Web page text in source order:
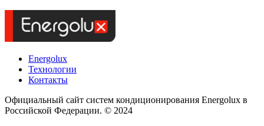
Energolux
Технологии
Контакты
Официальный сайт систем кондиционирования Energolux в
Российской Федерации. © 2024